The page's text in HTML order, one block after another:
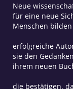
Neue
für eine neue
Menschen
erfolgreiche
sie den
ihrem neuen
die bestätigen,